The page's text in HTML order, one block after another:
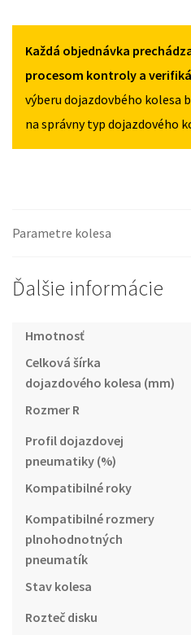
OD
2015
5X112
Každá objednávka
procesom kontroly a
výberu dojazdovbého kolesa
na správny typ dojazdového
Parametre kolesa
Ďalšie informácie
Hmotnosť
Celková šírka
dojazdového kolesa (mm)
Rozmer R
Profil dojazdovej
pneumatiky (%)
Kompatibilné roky
Kompatibilné rozmery
plnohodnotných
pneumatík
Stav kolesa
Rozteč disku